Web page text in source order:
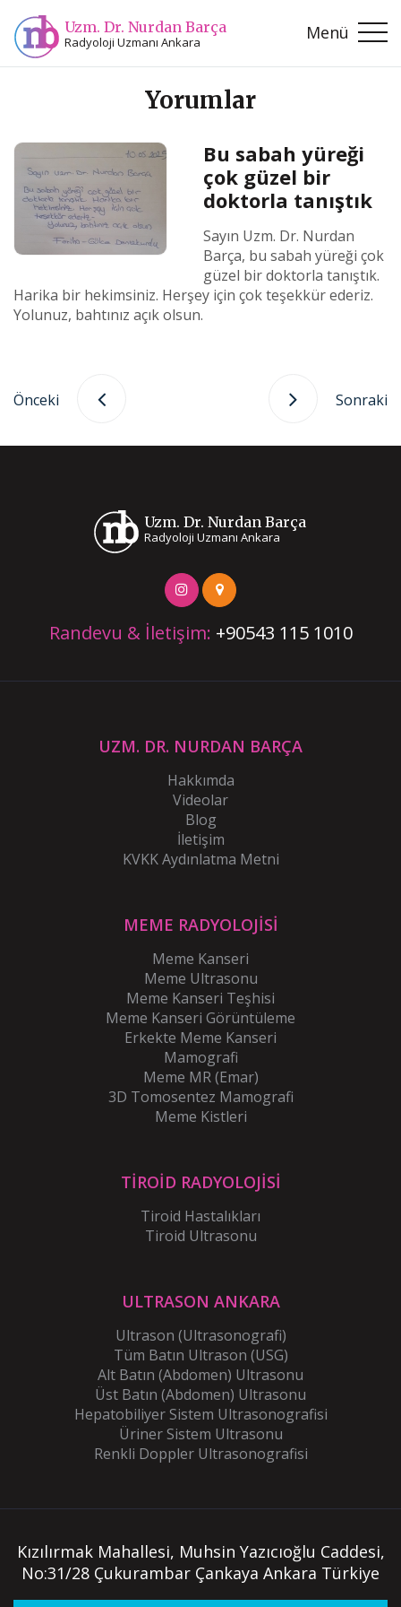
Uzm. Dr. Nurdan Barça
Radyoloji Uzmanı Ankara Menü
Yorumlar
Bu sabah yüreği
çok güzel bir
doktorla tanıştık
Sayın Uzm. Dr. Nurdan
Barça, bu sabah yüreği çok
güzel bir doktorla tanıştık.
Harika bir hekimsiniz. Herşey için çok teşekkür ederiz.
Yolunuz, bahtınız açık olsun.
Önceki Sonraki
Uzm. Dr. Nurdan Barça
Radyoloji Uzmanı Ankara
Randevu & İletişim: +90543 115 1010
UZM. DR. NURDAN BARÇA
Hakkımda
Videolar
Blog
İletişim
KVKK Aydınlatma Metni
MEME RADYOLOJİSİ
Meme Kanseri
Meme Ultrasonu
Meme Kanseri Teşhisi
Meme Kanseri Görüntüleme
Erkekte Meme Kanseri
Mamografi
Meme MR (Emar)
3D Tomosentez Mamografi
Meme Kistleri
TİROİD RADYOLOJİSİ
Tiroid Hastalıkları
Tiroid Ultrasonu
ULTRASON ANKARA
Ultrason (Ultrasonografi)
Tüm Batın Ultrason (USG)
Alt Batın (Abdomen) Ultrasonu
Üst Batın (Abdomen) Ultrasonu
Hepatobiliyer Sistem Ultrasonografisi
Üriner Sistem Ultrasonu
Renkli Doppler Ultrasonografisi
Kızılırmak Mahallesi, Muhsin Yazıcıoğlu Caddesi,
No:31/28 Çukurambar Çankaya Ankara Türkiye